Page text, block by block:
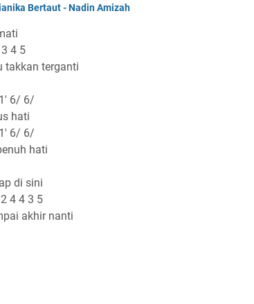
Bertaut - Nadin Amizah
4 5
takkan terganti
6/ 6/
hati
6/ 6/
hati
di sini
4 4 3 5
akhir nanti